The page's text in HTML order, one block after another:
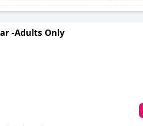
-Adults Only